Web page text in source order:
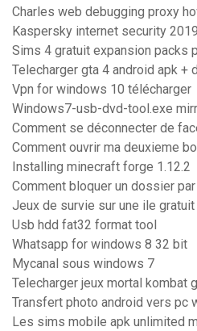
Charles web debugging proxy
Kaspersky internet security
Sims 4 gratuit expansion packs
Telecharger gta 4 android apk +
Vpn for windows 10 télécharger
Windows7-usb-dvd-tool.exe
Comment se déconnecter de
Comment ouvrir ma deuxieme
Installing minecraft forge 1.12.2
Comment bloquer un dossier
Jeux de survie sur une ile
Usb hdd fat32 format tool
Whatsapp for windows 8 32 bit
Mycanal sous windows 7
Telecharger jeux mortal kombat
Transfert photo android vers pc
Les sims mobile apk unlimited